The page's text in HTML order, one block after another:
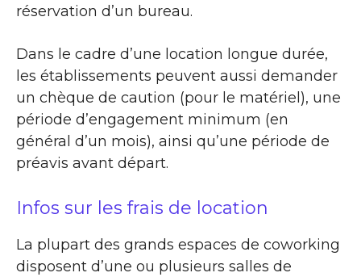
réservation d’un bureau.
Dans le cadre d’une location longue durée,
les établissements peuvent aussi demander
un chèque de caution (pour le matériel), une
période d’engagement minimum (en
général d’un mois), ainsi qu’une période de
préavis avant départ.
Infos sur les frais de location
La plupart des grands espaces de coworking
disposent d’une ou plusieurs salles de